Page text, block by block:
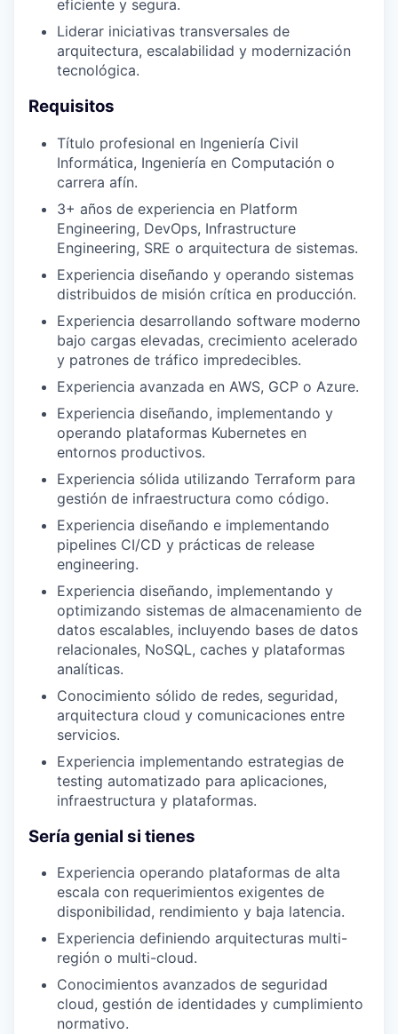
eficiente y segura.
Liderar iniciativas transversales de
arquitectura, escalabilidad y modernización
tecnológica.
Requisitos
Título profesional en Ingeniería Civil
Informática, Ingeniería en Computación o
carrera afín.
3+ años de experiencia en Platform
Engineering, DevOps, Infrastructure
Engineering, SRE o arquitectura de sistemas.
Experiencia diseñando y operando sistemas
distribuidos de misión crítica en producción.
Experiencia desarrollando software moderno
bajo cargas elevadas, crecimiento acelerado
y patrones de tráfico impredecibles.
Experiencia avanzada en AWS, GCP o Azure.
Experiencia diseñando, implementando y
operando plataformas Kubernetes en
entornos productivos.
Experiencia sólida utilizando Terraform para
gestión de infraestructura como código.
Experiencia diseñando e implementando
pipelines CI/CD y prácticas de release
engineering.
Experiencia diseñando, implementando y
optimizando sistemas de almacenamiento de
datos escalables, incluyendo bases de datos
relacionales, NoSQL, caches y plataformas
analíticas.
Conocimiento sólido de redes, seguridad,
arquitectura cloud y comunicaciones entre
servicios.
Experiencia implementando estrategias de
testing automatizado para aplicaciones,
infraestructura y plataformas.
Sería genial si tienes
Experiencia operando plataformas de alta
escala con requerimientos exigentes de
disponibilidad, rendimiento y baja latencia.
Experiencia definiendo arquitecturas multi-
región o multi-cloud.
Conocimientos avanzados de seguridad
cloud, gestión de identidades y cumplimiento
normativo.